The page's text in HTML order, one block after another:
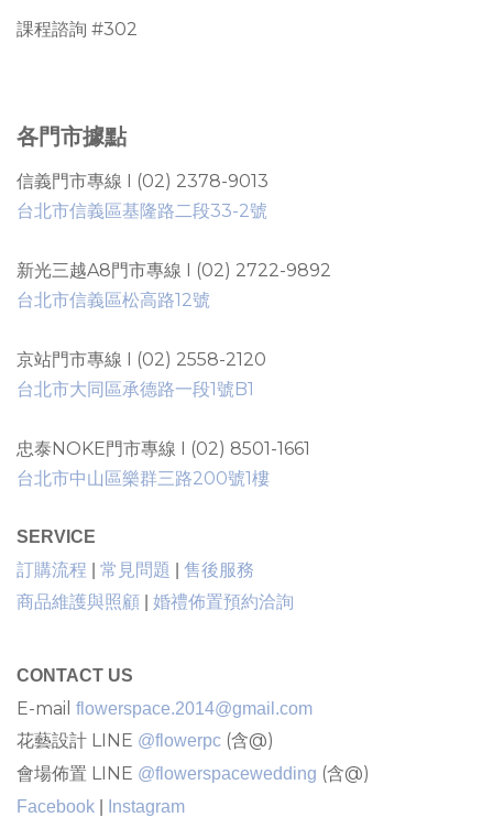
課程諮詢 #302
各門市據點
信義門市專線 I (02) 2378-9013
台北市信義區基隆路二段33-2號
新光三越A8門市專線 I (02) 2722-9892
台北市信義區松高路12號
京站門市專線 I (02) 2558-2120
台北市大同區承德路一段1號B1
忠泰NOKE門市專線 I (02) 8501-1661
台北市中山區樂群三路200號1樓
SERVICE
訂購流程
常見問題 售後服務
商品維護與照顧 婚禮佈置預約洽詢
CONTACT US
E-mail flowerspace.2014@gmail.com
花藝設計 LINE @flowerpc (含@)
會場佈置 LINE @flowerspacewedding (含@)
Facebook Instagram